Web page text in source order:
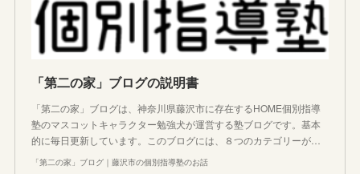
「第二の家」ブログの説明書
「第二の家」ブログは、神奈川県藤沢市に存在するHOME個別指導
塾のマスコットキャラクター勉強犬が運営する塾ブログです。基本
的に毎日更新しています。このブログには、８つのカテゴリーが…
「第二の家」ブログ｜藤沢市の個別指導塾のお話